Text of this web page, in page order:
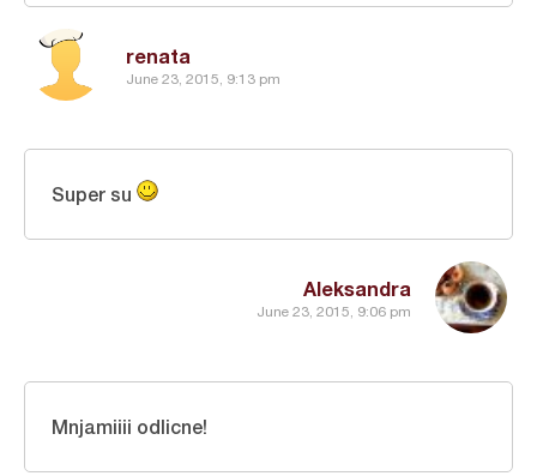
renata
June 23, 2015, 9:13 pm
Aleksandra
June 23, 2015, 9:06 pm
Super su
Mnjamiiii odlicne!